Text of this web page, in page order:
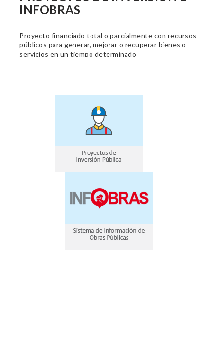
INFOBRAS
Proyecto financiado total o parcialmente con recursos
públicos para generar, mejorar o recuperar bienes o
servicios en un tiempo determinado